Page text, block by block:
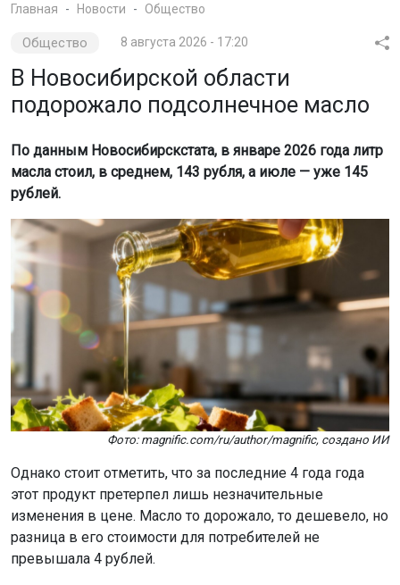
Главная Новости Общество
Общество 8 августа 2026 - 17:20
В Новосибирской области
подорожало подсолнечное масло
По данным Новосибирскстата, в январе 2026 года литр
масла стоил, в среднем, 143 рубля, а июле — уже 145
рублей.
Фото: magnific.com/ru/author/magnific, создано ИИ
Однако стоит отметить, что за последние 4 года года
этот продукт претерпел лишь незначительные
изменения в цене. Масло то дорожало, то дешевело, но
разница в его стоимости для потребителей не
превышала 4 рублей.